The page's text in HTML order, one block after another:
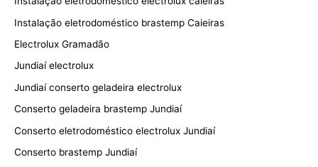
Instalação eletrodoméstico brastemp Caieiras
Electrolux Gramadão
Jundiaí electrolux
Jundiaí conserto geladeira electrolux
Conserto geladeira brastemp Jundiaí
Conserto eletrodoméstico electrolux Jundiaí
Conserto brastemp Jundiaí